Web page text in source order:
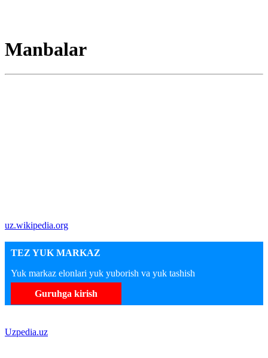
Manbalar
uz.wikipedia.org
TEZ YUK MARKAZ
Yuk markaz elonlari yuk yuborish va yuk tashish
Guruhga kirish
Uzpedia.uz